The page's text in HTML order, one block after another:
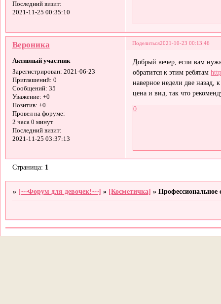
Последний визит:
2021-11-25 00:35:10
Поделиться2021-10-23 00:13:46
Вероника
Активный участник
Зарегистрирован: 2021-06-23
Приглашений: 0
Сообщений: 35
Уважение: +0
Позитив: +0
Провел на форуме:
2 часа 0 минут
Последний визит:
2021-11-25 03:37:13
Добрый вечер, если вам
обратится к этим ребятам
наверное недели две назад,
цена и вид, так что
0
Страница: 1
» [~~Форум для девочек!~~] » [Косметичка] »Профессиональное